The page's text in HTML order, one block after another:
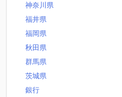
神奈川県
福井県
福岡県
秋田県
群馬県
茨城県
銀行